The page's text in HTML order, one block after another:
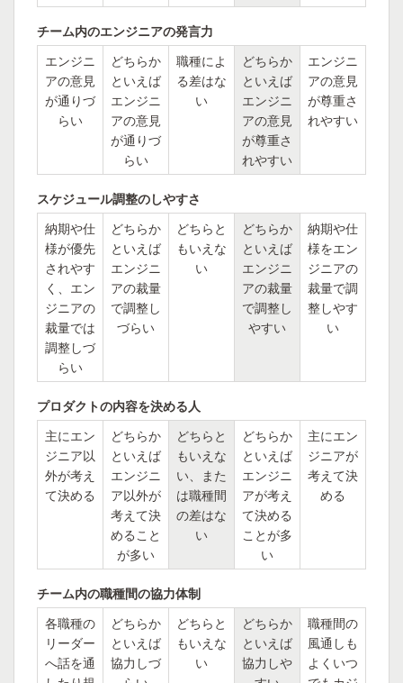
チーム内のエンジニアの発言力
エンジニ
アの意見
が通りづ
らい
どちらか
といえば
エンジニ
アの意見
が通りづ
らい
職種によ
る差はな
い
どちらか
といえば
エンジニ
アの意見
が尊重さ
れやすい
エンジニ
アの意見
が尊重さ
れやすい
スケジュール調整のしやすさ
納期や仕
様が優先
されやす
く、エン
ジニアの
裁量では
調整しづ
らい
どちらか
といえば
エンジニ
アの裁量
で調整し
づらい
どちらと
もいえな
い
どちらか
といえば
エンジニ
アの裁量
で調整し
やすい
納期や仕
様をエン
ジニアの
裁量で調
整しやす
い
プロダクトの内容を決める人
主にエン
ジニア以
外が考え
て決める
どちらか
といえば
エンジニ
ア以外が
考えて決
めること
が多い
どちらと
もいえな
い、また
は職種間
の差はな
い
どちらか
といえば
エンジニ
アが考え
て決める
ことが多
い
主にエン
ジニアが
考えて決
める
チーム内の職種間の協力体制
各職種の
リーダー
へ話を通
どちらか
といえば
協力しづ
どちらと
もいえな
い
どちらか
といえば
協力しや
職種間の
風通しも
よくいつ